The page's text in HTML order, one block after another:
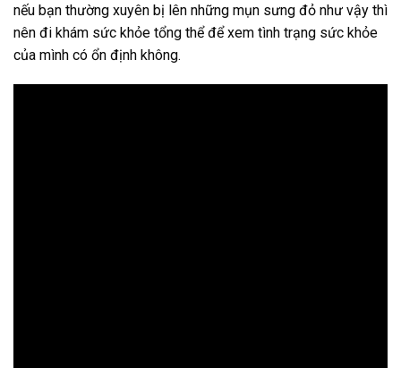
nếu bạn thường xuyên bị lên những mụn sưng đỏ như vậy thì
nên đi khám sức khỏe tổng thể để xem tình trạng sức khỏe
của mình có ổn định không.